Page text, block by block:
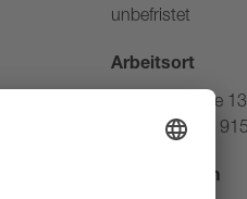
unbefristet
Arbeitsort
Hardtstaße
Brodswinden,
Arbeitszeiten